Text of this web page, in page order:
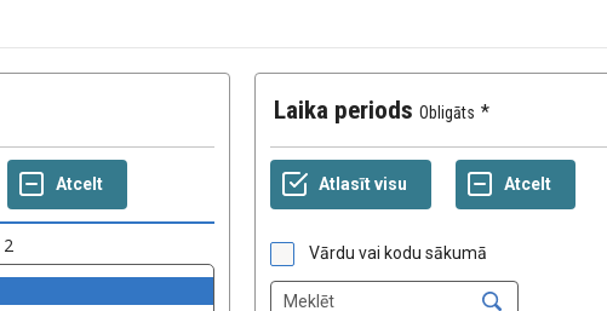
2
Laika periods Obligāts
Vārdu vai kodu sākumā